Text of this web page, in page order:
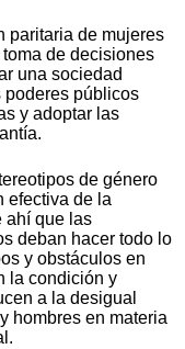
paritaria de mujeres
de decisiones
una sociedad
poderes públicos
y adoptar las
de género
efectiva de la
ahí que las
deban hacer todo lo
y obstáculos en
la condición y
a la desigual
hombres en materia